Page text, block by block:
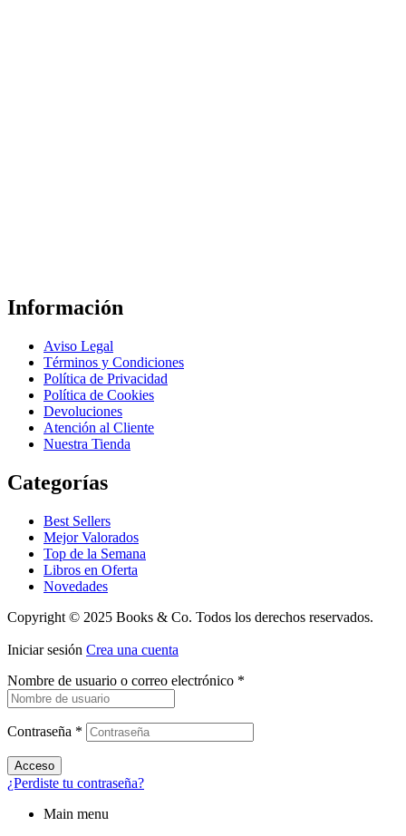
Información
Aviso Legal
Términos y Condiciones
Política de Privacidad
Política de Cookies
Devoluciones
Atención al Cliente
Nuestra Tienda
Categorías
Best Sellers
Mejor Valorados
Top de la Semana
Libros en Oferta
Novedades
Copyright © 2025 Books & Co. Todos los derechos reservados.
Iniciar sesión Crea una cuenta
Nombre de usuario o correo electrónico *
Contraseña *
Acceso
¿Perdiste tu contraseña?
Main menu